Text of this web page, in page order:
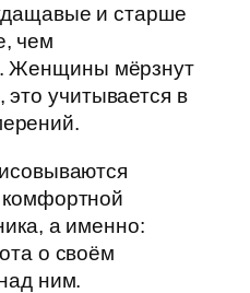
и старше
чем
Женщины мёрзнут
учитывается в
а именно:
о своём
ним.